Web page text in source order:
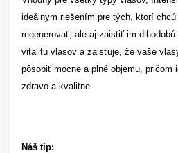
ideálnym riešením pre tých, ktorí
regenerovať, ale aj zaistiť im
vitalitu vlasov a zaisťuje, že vaše
pôsobiť mocne a plné objemu, pričom
zdravo a kvalitne.
Náš tip: